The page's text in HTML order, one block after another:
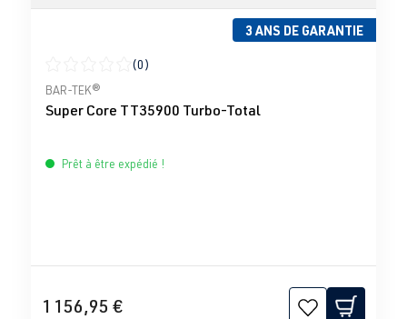
3 ANS DE GARANTIE
Note moyenne de 0 sur 5 étoiles
(0)
BAR-TEK®
Super Core TT35900 Turbo-Total
Prêt à être expédié !
1 156,95 €